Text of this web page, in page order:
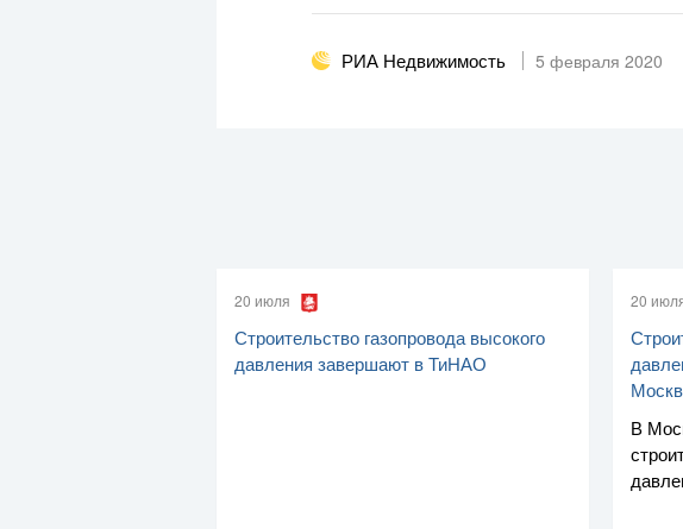
РИА Недвижимость 5 февраля 2020
20 июля
Строительство газопровода высокого
давления завершают в ТиНАО
20
В